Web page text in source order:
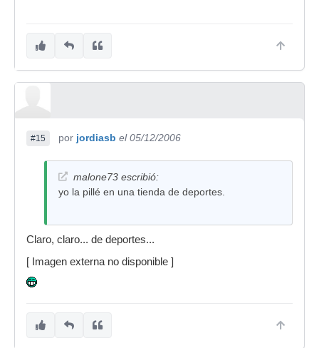
#15 por jordiasb el 05/12/2006
malone73 escribió:
yo la pillé en una tienda de deportes.
Claro, claro... de deportes...
[ Imagen externa no disponible ]